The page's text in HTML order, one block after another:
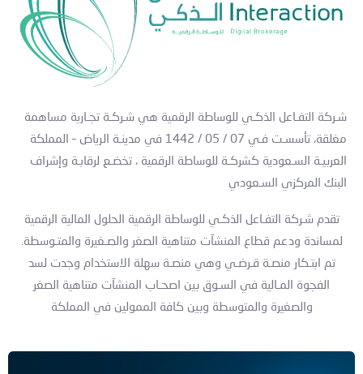
شـركة التفـاعل الذكـي للوساطة الرقمية هي شـركـة تجـارية مساهمة
مغلقة، تأسسـت فـي 07 / 05 / 1442 في مدينـة الرياض – المملكة
العربيـة السـعودية كشركـة للوساطة الرقمية ، تخضـع لرقابـة وإشراف
البنك المركزي السـعودي
تقدم شـركة التفـاعل الذكـي للوساطة الرقمية الحلول المالية الرقمية
لمساندة ودعم قطاع المنشآت متناهية الصغر والصـغيرة والمتـوسطة.
تم ابتـكار منصـة قـرضـي وهي منصـة سهلة الاستخدام وجدت لسد
الفجوة المـالية في السـوق بين اصحـاب المنشآت متناهية الصغر
والصغيرة والمتوسطة وبين كافة الممولين في المملكة